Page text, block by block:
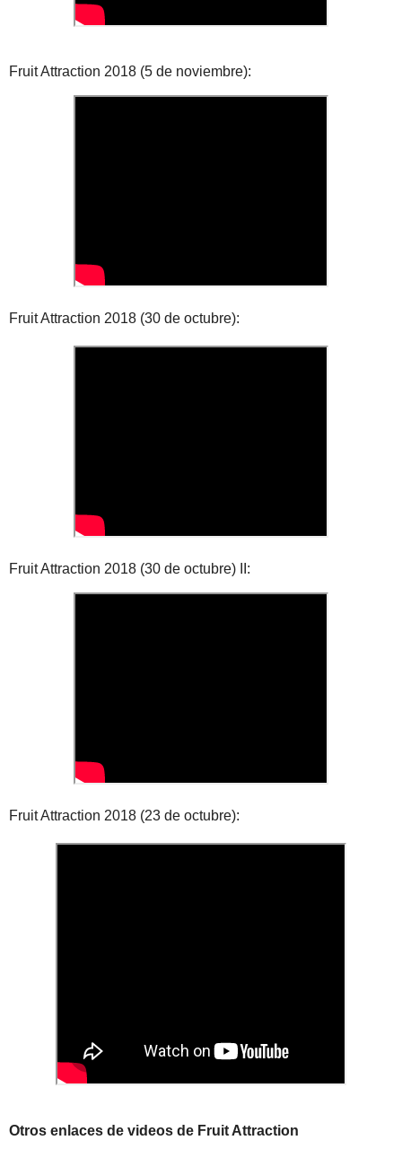
Fruit Attraction 2018 (5 de noviembre):
Fruit Attraction 2018 (30 de octubre):
Fruit Attraction 2018 (30 de octubre) II:
Fruit Attraction 2018 (23 de octubre):
Otros enlaces de videos de Fruit Attraction